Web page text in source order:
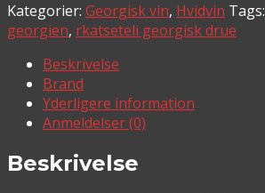
Kategorier: Georgisk vin, Hvidvin Tags:
georgien, rkatseteli georgisk drue
Beskrivelse
Brand
Yderligere information
Anmeldelser (0)
Beskrivelse